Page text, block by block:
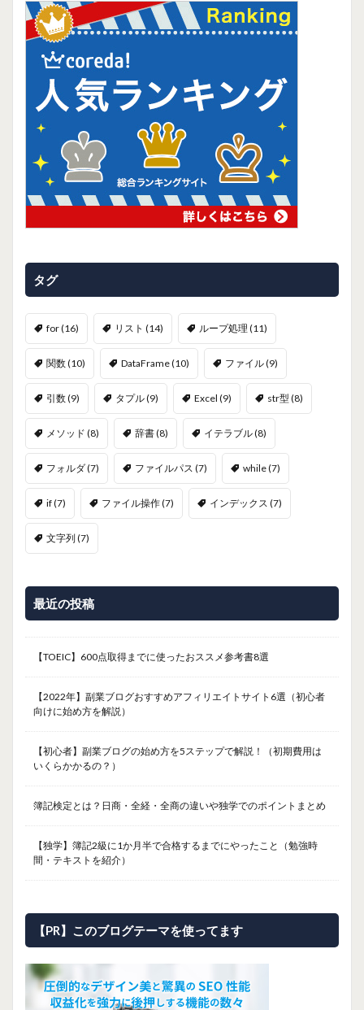
タグ
for(16) リスト (14) ループ処理 (11)
関数(10) DataFrame(10) ファイル(9)
引数(9) タプル(9) Excel (9) str型 (8)
メソッド (8) 辞書(8) イテラブル(8)
フォルダ(7) ファイルパス (7) while(7)
if(7) ファイル操作(7) インデックス (7)
文字列 (7)
最近の投稿
【TOEIC】600点取得までに使ったおススメ参考書8選
【2022年】副業ブログおすすめアフィリエイトサイト6選（初心者
向けに始め方を解説）
【初心者】副業ブログの始め方を5ステップで解説！（初期費用は
いくらかかるの？）
簿記検定とは？日商・全経・全商の違いや独学でのポイントまとめ
【独学】簿記2級に1か月半で合格するまでにやったこと（勉強時
間・テキストを紹介）
【PR】このブログテーマを使ってます